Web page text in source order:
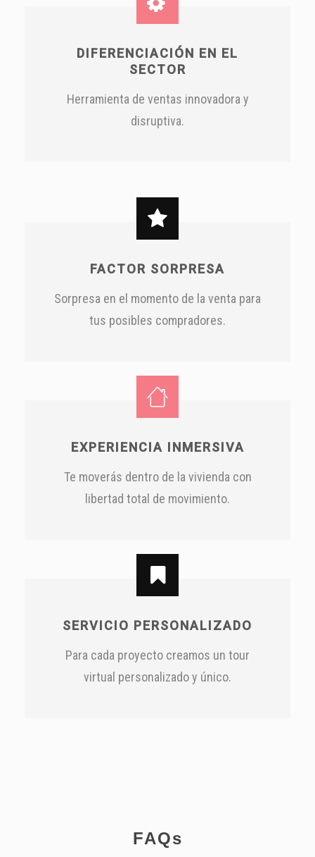
DIFERENCIACIÓN EN EL
SECTOR
Herramienta de ventas innovadora y
disruptiva.
FACTOR SORPRESA
Sorpresa en el momento de la venta para
tus posibles compradores.
EXPERIENCIA INMERSIVA
Te moverás dentro de la vivienda con
libertad total de movimiento.
SERVICIO PERSONALIZADO
Para cada proyecto creamos un tour
virtual personalizado y único.
FAQs